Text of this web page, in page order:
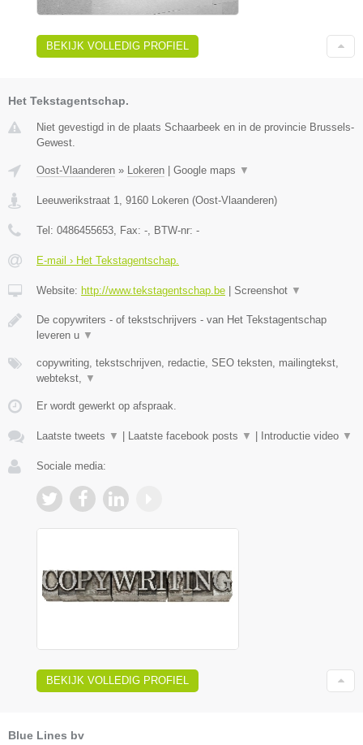
BEKIJK VOLLEDIG PROFIEL
Het Tekstagentschap.
Niet gevestigd in de plaats Schaarbeek en in de provincie Brussels-
Gewest.
Oost-Vlaanderen » Lokeren | Google maps ▼
Leeuwerikstraat 1 9160 Lokeren (Oost-Vlaanderen)
Tel: 0486455653 , Fax: - , BTW-nr: -
E-mail › Het Tekstagentschap.
Website: http://www.tekstagentschap.be | Screenshot ▼
De copywriters - of tekstschrijvers - van Het Tekstagentschap
leveren u ▼
copywriting, tekstschrijven, redactie, SEO teksten, mailingtekst,
webtekst,
▼
Er wordt gewerkt op afspraak.
Laatste tweets ▼ | Laatste facebook posts ▼ | Introductie video ▼
Sociale media:
BEKIJK VOLLEDIG PROFIEL
Blue Lines bv